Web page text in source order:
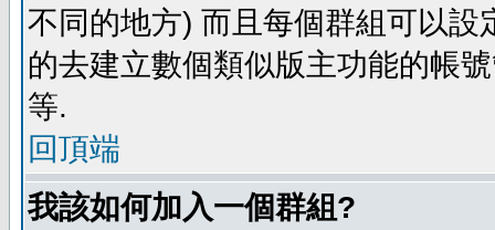
不同的地方) 而且每個群組可以
的去建立數個類似版主功能的帳
等.
回頂端
我該如何加入一個群組?